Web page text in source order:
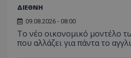
ΔΙΕΘΝΗ
09.08.2026 - 08:00
Το νέο οικονομικό μοντέλο
που αλλάζει για πάντα το